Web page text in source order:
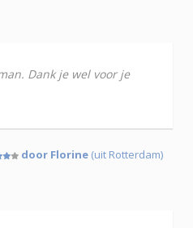
Dank je wel voor je
door Florine (uit Rotterdam)